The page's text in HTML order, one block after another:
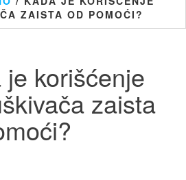
ZAISTA OD POMOĆI?
je korišćenje
zaista